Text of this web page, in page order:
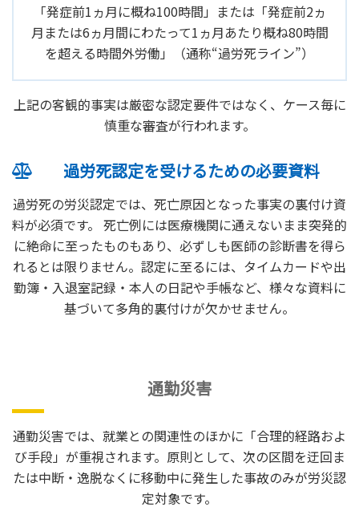
「発症前1ヵ月に概ね100時間」または「発症前2ヵ
月または6ヵ月間にわたって1ヵ月あたり概ね80時間
を超える時間外労働」（通称“過労死ライン”）
上記の客観的事実は厳密な認定要件ではなく、ケース毎に
慎重な審査が行われます。
過労死認定を受けるための必要資料
過労死の労災認定では、死亡原因となった事実の裏付け資
料が必須です。 死亡例には医療機関に通えないまま突発的
に絶命に至ったものもあり、必ずしも医師の診断書を得ら
れるとは限りません。認定に至るには、タイムカードや出
勤簿・入退室記録・本人の日記や手帳など、様々な資料に
基づいて多角的裏付けが欠かせません。
通勤災害
通勤災害では、就業との関連性のほかに「合理的経路およ
び手段」が重視されます。原則として、次の区間を迂回ま
たは中断・逸脱なくに移動中に発生した事故のみが労災認
定対象です。